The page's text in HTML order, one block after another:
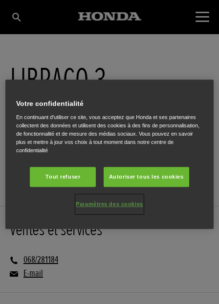
LIBRACO 3
ITINÉRAIRE
SITE INTERNET
Ventes et services
068/281184
E-mail
Votre confidentialité
En continuant d'utiliser ce site, vous acceptez que Honda et ses partenaires
collectent des données et utilisent des cookies à des fins de personnalisation,
de fonctionnalité et de mesure des médias sociaux. Vous pouvez en savoir
plus et mettre à jour vos choix à tout moment dans notre centre de
confidentialité
Tout refuser Autoriser tous les cookies
Paramètres des cookies